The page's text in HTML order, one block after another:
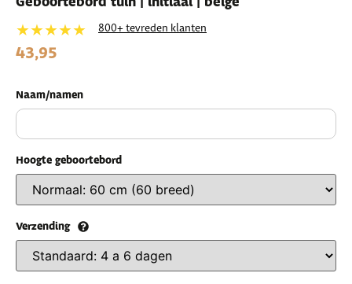
★★★★★ 800+ tevreden klanten
43,95
Naam/namen
Hoogte geboortebord
Verzending